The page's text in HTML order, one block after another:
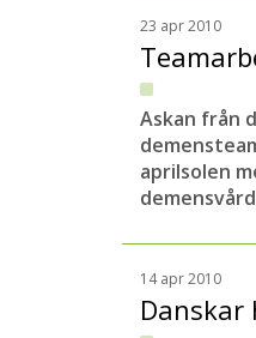
23 apr 2010
Askan från
aprilsolen
14 apr 2010